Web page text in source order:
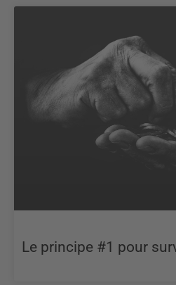
Le principe #1 pour